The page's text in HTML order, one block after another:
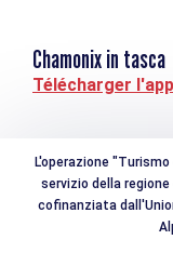
Chamonix in tasca
Télécharger
L'operazione
servizio della
cofinanziata